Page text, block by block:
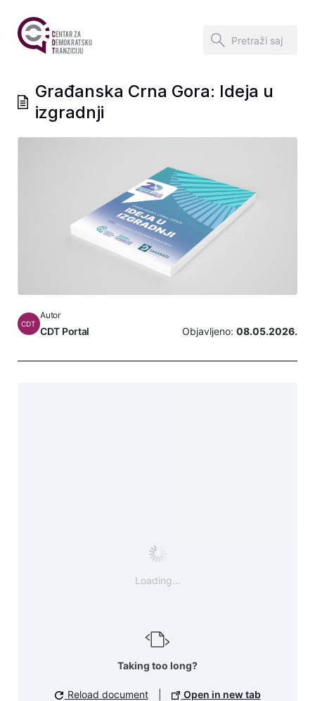
Građanska Crna Gora: Ideja u
izgradnji
CDT
Autor
CDT Portal Objavljeno: 08.05.2026.
Loading...
Taking too long?
Reload document Open in new tab